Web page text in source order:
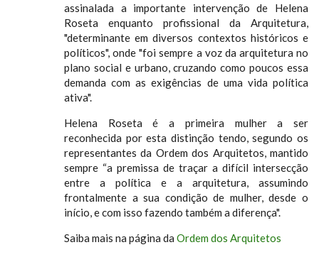
assinalada a importante intervenção de Helena
Roseta enquanto profissional da Arquitetura,
"determinante em diversos contextos históricos e
políticos", onde "foi sempre a voz da arquitetura no
plano social e urbano, cruzando como poucos essa
demanda com as exigências de uma vida política
ativa".
Helena Roseta é a primeira mulher a ser
reconhecida por esta distinção tendo, segundo os
representantes da Ordem dos Arquitetos, mantido
sempre “a premissa de traçar a difícil intersecção
entre a política e a arquitetura, assumindo
frontalmente a sua condição de mulher, desde o
início, e com isso fazendo também a diferença".
Saiba mais na página da Ordem dos Arquitetos